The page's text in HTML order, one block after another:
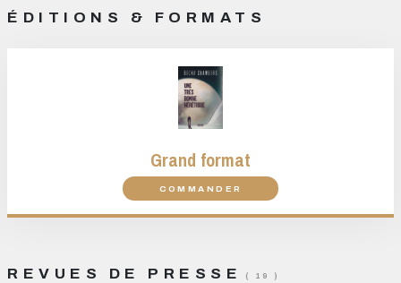
ÉDITIONS & FORMATS
Grand format
COMMANDER
REVUES DE PRESSE ( 19 )